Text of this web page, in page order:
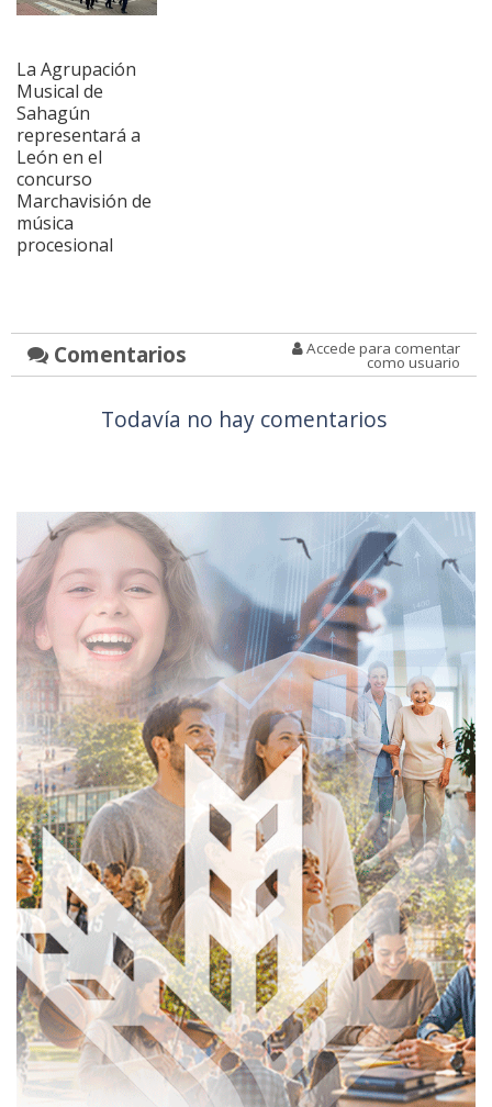
La Agrupación
Musical de
Sahagún
representará a
León en el
concurso
Marchavisión de
música
procesional
Comentarios Accede para comentar
como usuario
Todavía no hay comentarios